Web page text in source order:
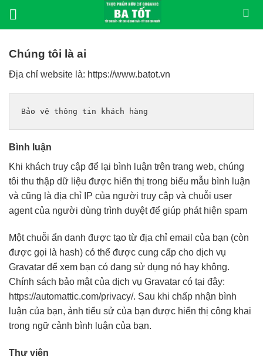
qua
dungChúng tôi là ai
Địa chỉ website là: https://www.batot.vn
Bảo vệ thông tin khách hàng
Bình luận
Khi khách truy cập để lại bình luận trên trang web, chúng
tôi thu thập dữ liệu được hiển thị trong biểu mẫu bình luận
và cũng là địa chỉ IP của người truy cập và chuỗi user
agent của người dùng trình duyệt để giúp phát hiện spam
Một chuỗi ẩn danh được tạo từ địa chỉ email của bạn (còn
được gọi là hash) có thể được cung cấp cho dịch vụ
Gravatar để xem bạn có đang sử dụng nó hay không.
Chính sách bảo mật của dịch vụ Gravatar có tại đây:
https://automattic.com/privacy/. Sau khi chấp nhận bình
luận của bạn, ảnh tiểu sử của bạn được hiển thị công khai
trong ngữ cảnh bình luận của bạn.
Thư viện